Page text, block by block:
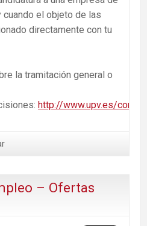
el objeto de las
directamente con tu
la tramitación general o
http://www.upv.es/
– Ofertas